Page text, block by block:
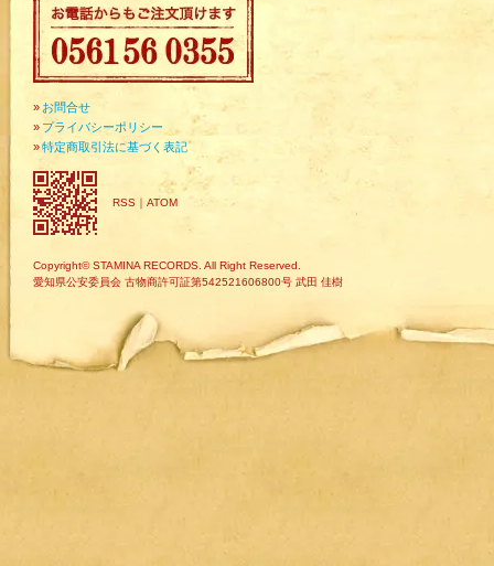
» お問合せ
» プライバシーポリシー
»特定商取引法に基づく表記
RSS ｜ ATOM
Copyright© STAMINA RECORDS. All Right Reserved.
愛知県公安委員会 古物商許可証第542521606800号 武田 佳樹